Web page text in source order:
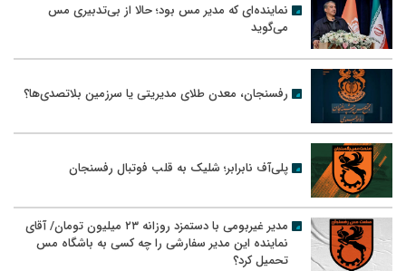
نماینده‌ای که مدیر مس بود؛ حالا از بی‌تدبیری مس
می‌گوید
رفسنجان، معدن طلای مدیریتی یا سرزمین بلاتصدی‌ها؟
پلی‌آف نابرابر؛ شلیک به قلب فوتبال رفسنجان
مدیر غیربومی با دستمزد روزانه ۲۳ میلیون تومان/ آقای
نماینده این مدیر سفارشی را چه کسی به باشگاه مس
تحمیل کرد؟